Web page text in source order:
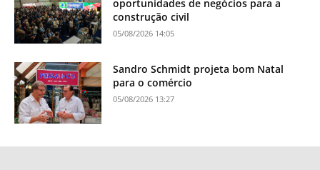
oportunidades de negócios para a
construção civil
05/08/2026 14:05
Sandro Schmidt projeta bom Natal
para o comércio
05/08/2026 13:27